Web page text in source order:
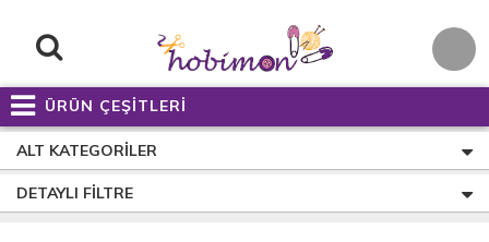
ÜRÜN ÇEŞİTLERİ
ALT KATEGORILER
DETAYLI FILTRE